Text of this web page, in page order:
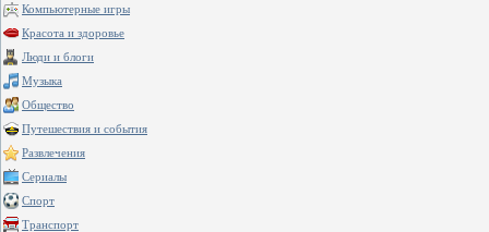
Компьютерные игры
Красота и здоровье
Люди и блоги
Музыка
Общество
Путешествия и события
Развлечения
Сериалы
Спорт
Транспорт